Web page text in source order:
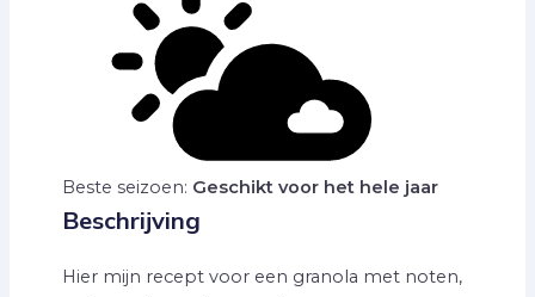
Beste seizoen: Geschikt voor het hele jaar
Beschrijving
Hier mijn recept voor een granola met noten,